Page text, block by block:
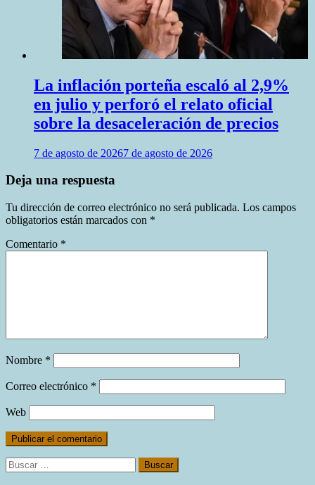
La inflación porteña escaló al 2,9%
en julio y perforó el relato oficial
sobre la desaceleración de precios
7 de agosto de 20267 de agosto de 2026
Deja una respuesta
Tu dirección de correo electrónico no será publicada. Los campos
obligatorios están marcados con *
Comentario *
Nombre *
Correo electrónico *
Web
Buscar: